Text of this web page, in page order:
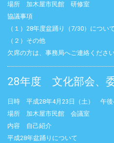
場所 加木屋市民館 研修室
協議事項
（１）28年度盆踊り（7/30）につい
（２）その他
欠席の方は、事務局へご連絡ください
28年度 文化部会、
日時 平成28年4月23日（土） 午後
場所 加木屋市民館 会議室
内容 自己紹介
平成28年盆踊りについて